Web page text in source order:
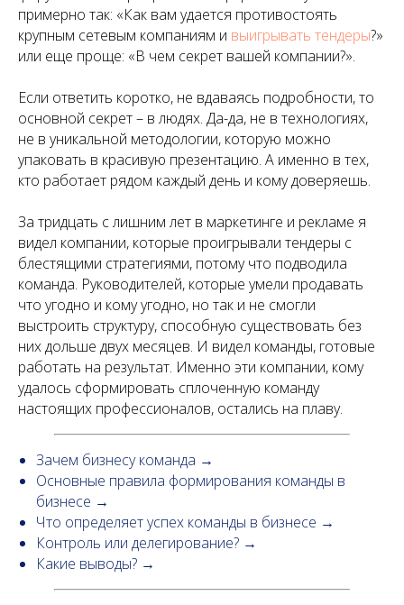
примерно так: «Как вам удается противостоять
крупным сетевым компаниям и выигрывать тендеры?»
или еще проще: «В чем секрет вашей компании?».
Если ответить коротко, не вдаваясь подробности, то
основной секрет – в людях. Да-да, не в технологиях,
не в уникальной методологии, которую можно
упаковать в красивую презентацию. А именно в тех,
кто работает рядом каждый день и кому доверяешь.
За тридцать с лишним лет в маркетинге и рекламе я
видел компании, которые проигрывали тендеры с
блестящими стратегиями, потому что подводила
команда. Руководителей, которые умели продавать
что угодно и кому угодно, но так и не смогли
выстроить структуру, способную существовать без
них дольше двух месяцев. И видел команды, готовые
работать на результат. Именно эти компании, кому
удалось сформировать сплоченную команду
настоящих профессионалов, остались на плаву.
Зачем бизнесу команда →
Основные правила формирования команды в
бизнесе →
Что определяет успех команды в бизнесе →
Контроль или делегирование? →
Какие выводы? →